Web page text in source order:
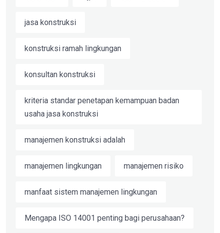
jasa konstruksi
konstruksi ramah lingkungan
konsultan konstruksi
kriteria standar penetapan kemampuan badan
usaha jasa konstruksi
manajemen konstruksi adalah
manajemen lingkungan manajemen risiko
manfaat sistem manajemen lingkungan
Mengapa ISO 14001 penting bagi perusahaan?